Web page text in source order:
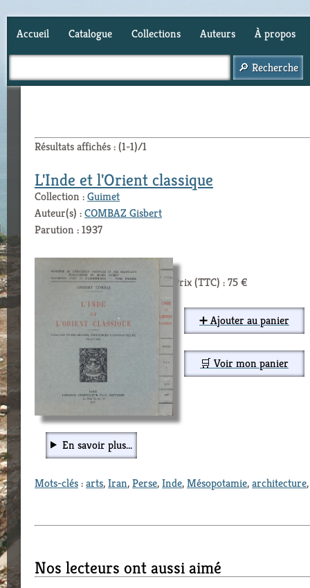
Accueil Catalogue Collections Auteurs À propos
Résultats affichés : (1-1)/1
L'Inde et l'Orient classique
Collection :Guimet
Auteur(s) :COMBAZ Gisbert
Parution : 1937
Prix (TTC) : 75 €
➕ Ajouter au panier
🛒 Voir mon panier
En savoir plus...
Mots-clés:arts,Iran,Perse,Inde,Mésopotamie,architecture
Nos lecteurs ont aussi aimé